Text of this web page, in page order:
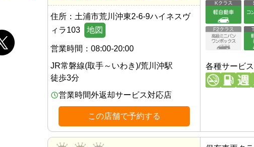
住所： 土浦市荒川沖東2-6-9ハイネスヴ
ィラ103
地図
営業時間： 08:00-20:00
JR常磐線(取手～いわき)/荒川沖駅
徒歩3分
営業時間外返却サービス対応店
この店舗で予約する
各種サービス